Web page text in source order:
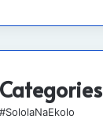
Categories
#SololaNaEkolo